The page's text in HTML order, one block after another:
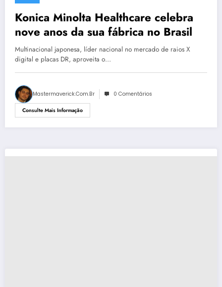
Konica Minolta Healthcare celebra
nove anos da sua fábrica no Brasil
Multinacional japonesa, líder nacional no mercado de raios X
digital e placas DR, aproveita o…
Mastermaverick.com.br 0 Comentários
Consulte Mais Informação